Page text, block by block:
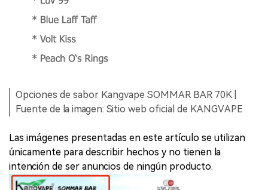
Opciones de sabor Kangvape SOMMAR BAR 70K |
Fuente de la imagen: Sitio web oficial de KANGVAPE
Las imágenes presentadas en este artículo se utilizan
únicamente para describir hechos y no tienen la
intención de ser anuncios de ningún producto.